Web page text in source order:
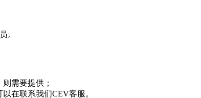
。
需要提供；
在联系我们CEV客服。